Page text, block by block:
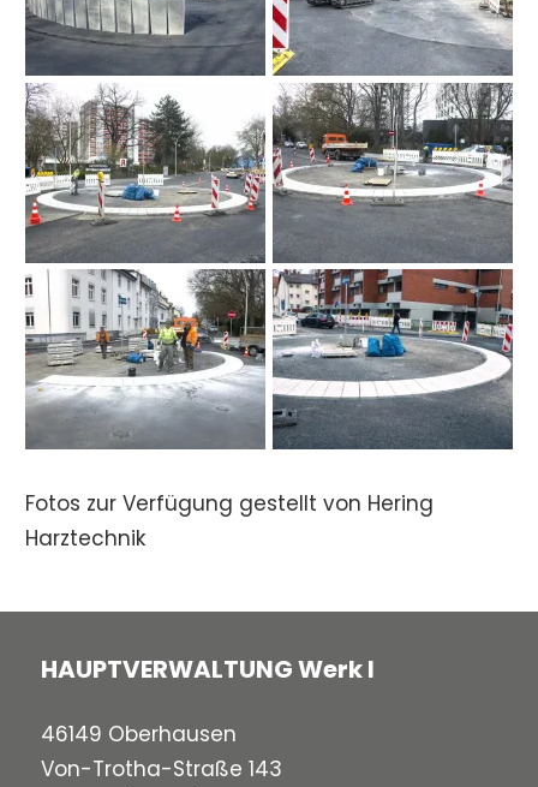
Fotos zur Verfügung gestellt von Hering
Harztechnik
HAUPTVERWALTUNG Werk I
46149 Oberhausen
Von-Trotha-Straße 143